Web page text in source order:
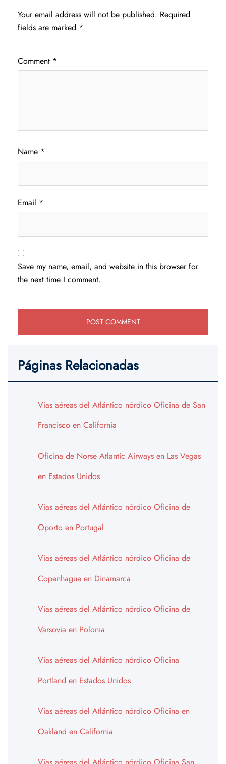
Your email address will not be published. Required
fields are marked *
Comment *
Name *
Email *
Save my name, email, and website in this browser for
the next time I comment.
Páginas Relacionadas
Vías aéreas del Atlántico nórdico Oficina de San
Francisco en California
Oficina de Norse Atlantic Airways en Las Vegas
en Estados Unidos
Vías aéreas del Atlántico nórdico Oficina de
Oporto en Portugal
Vías aéreas del Atlántico nórdico Oficina de
Copenhague en Dinamarca
Vías aéreas del Atlántico nórdico Oficina de
Varsovia en Polonia
Vías aéreas del Atlántico nórdico Oficina
Portland en Estados Unidos
Vías aéreas del Atlántico nórdico Oficina en
Oakland en California